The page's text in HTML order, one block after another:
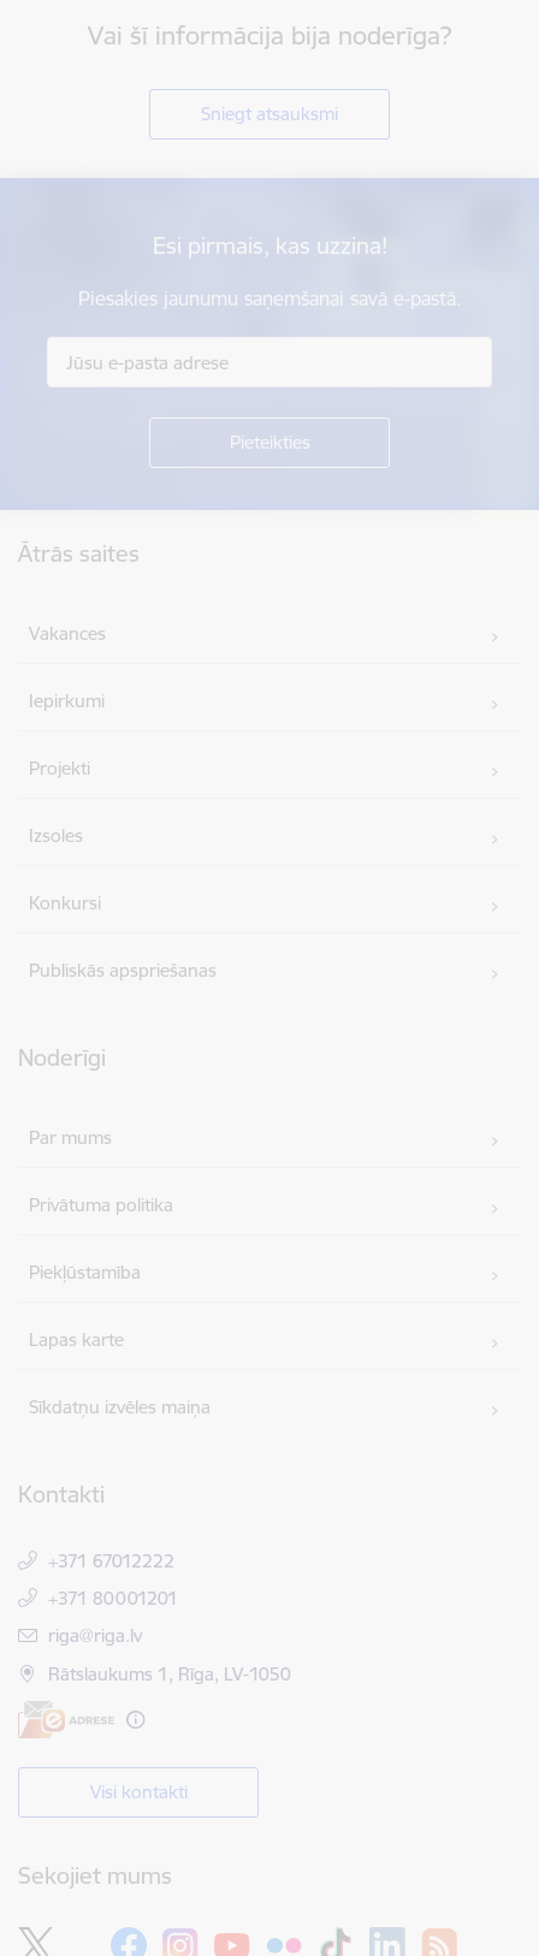
Vai šī informācija bija noderīga?
Sniegt atsauksmi
Esi pirmais, kas uzzina!
Piesakies jaunumu saņemšanai savā e-pastā.
Ātrās saites
Vakances
Iepirkumi
Projekti
Izsoles
Konkursi
Publiskās apspriešanas
Noderīgi
Par mums
Privātuma politika
Piekļūstamība
Lapas karte
Sīkdatņu izvēles maiņa
Kontakti
+371 67012222
+371 80001201
E-pasts:
riga@riga.lv
Rātslaukums 1, Rīga, LV-1050
Visi kontakti
Sekojiet mums